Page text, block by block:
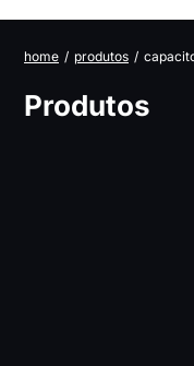
home / produtos /
Produtos